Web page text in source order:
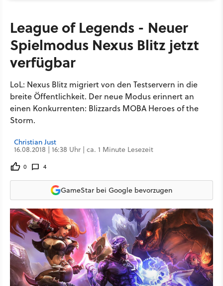
League of Legends - Neuer
Spielmodus Nexus Blitz jetzt
verfügbar
LoL: Nexus Blitz migriert von den Testservern in die
breite Öffentlichkeit. Der neue Modus erinnert an
einen Konkurrenten: Blizzards MOBA Heroes of the
Storm.
Christian Just
16.08.2018 | 16:38 Uhr | ca. 1 Minute Lesezeit
0 4
GameStar bei Google bevorzugen